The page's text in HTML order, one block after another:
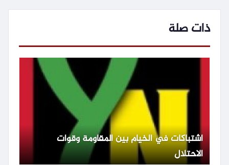
ذات صلة
اشتباكات في الخيام بين المقاومة وقوات
الاحتلال